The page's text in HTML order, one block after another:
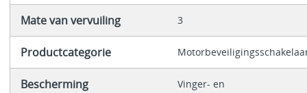
Mate van vervuiling 3
Productcategorie
Bescherming
Vinger- en